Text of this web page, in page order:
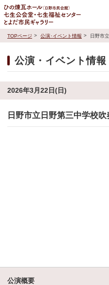
TOPページ 公演･イベント情報 日野市
公演・イベント情報
2026年3月22日(日)
日野市立日野第三中学校
公演概要